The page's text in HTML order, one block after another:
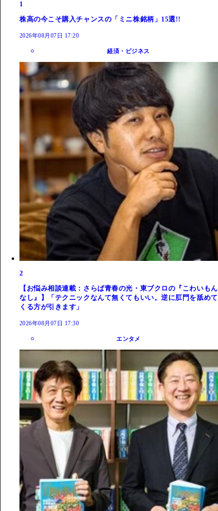
1
株高の今こそ購入チャンスの「ミニ株銘柄」15選!!
2026年08月07日 17:20
経済・ビジネス
2
【お悩み相談連載：さらば青春の光・東ブクロの『こわいもん
なし』】「テクニックなんて無くてもいい。逆に肛門を舐めて
くる方が引きます」
2026年08月07日 17:30
エンタメ